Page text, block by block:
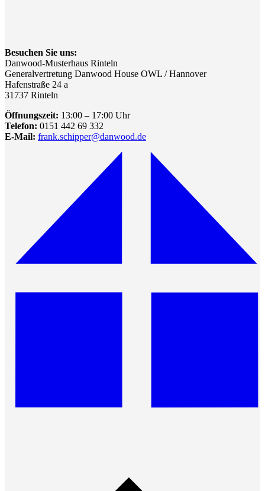
Besuchen Sie uns:
Danwood-Musterhaus Rinteln
Generalvertretung Danwood House OWL / Hannover
Hafenstraße 24 a
31737 Rinteln
Öffnungszeit: 13:00 – 17:00 Uhr
Telefon: 0151 442 69 332
E-Mail: frank.schipper@danwood.de